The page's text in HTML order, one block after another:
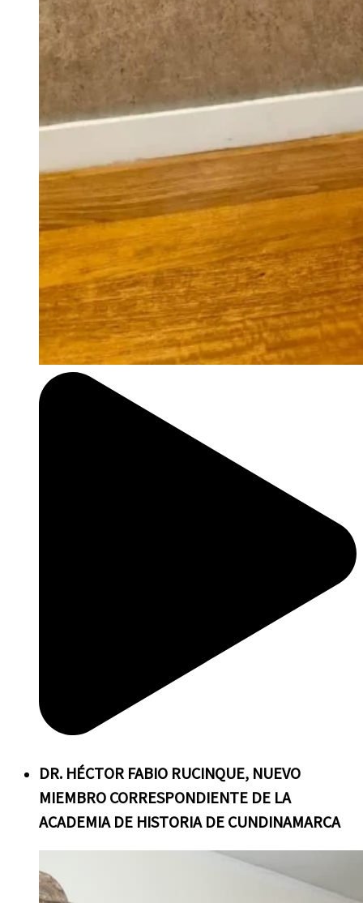
DR. HÉCTOR FABIO RUCINQUE, NUEVO
MIEMBRO CORRESPONDIENTE DE LA
ACADEMIA DE HISTORIA DE CUNDINAMARCA